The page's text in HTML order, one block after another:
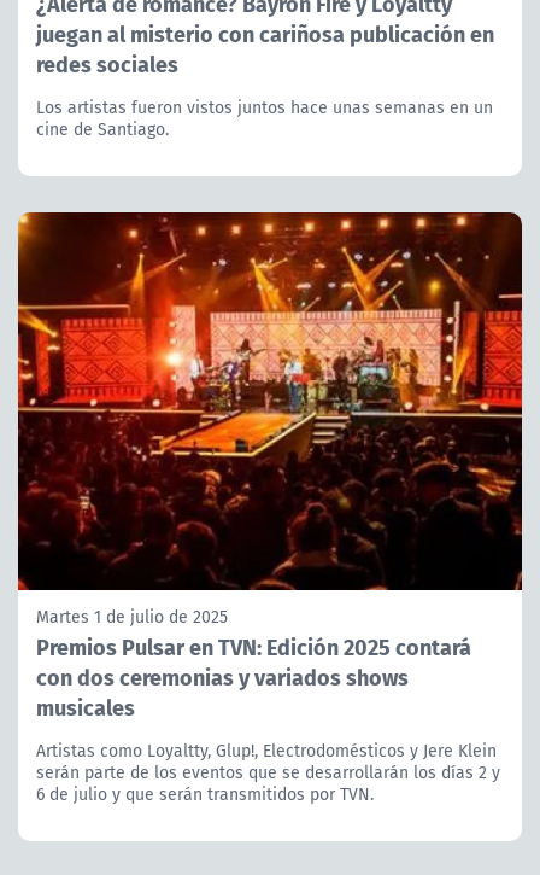
juegan al misterio con cariñosa publicación en
redes sociales
Los artistas fueron vistos juntos hace unas semanas en un
cine de Santiago.
Martes 1 de julio de 2025
Premios Pulsar en TVN: Edición 2025 contará
con dos ceremonias y variados shows
musicales
Artistas como Loyaltty, Glup!, Electrodomésticos y Jere Klein
serán parte de los eventos que se desarrollarán los días 2 y
6 de julio y que serán transmitidos por TVN.